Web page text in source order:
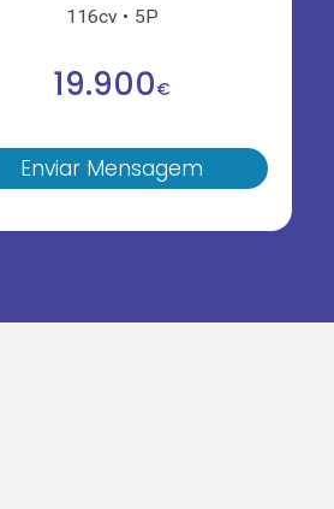
116cv
5P
19.900€
Enviar Mensagem